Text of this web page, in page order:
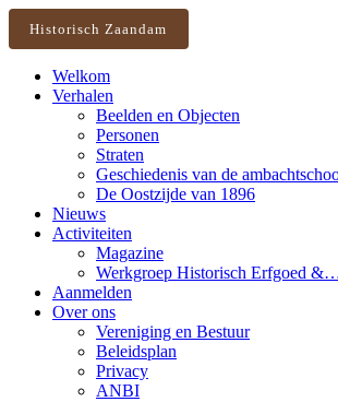
Historisch Zaandam
Welkom
Verhalen
Beelden en Objecten
Personen
Straten
Geschiedenis van de
De Oostzijde van 1896
Nieuws
Activiteiten
Magazine
Werkgroep Historisch Erfgoed
Aanmelden
Over ons
Vereniging en Bestuur
Beleidsplan
Privacy
ANBI